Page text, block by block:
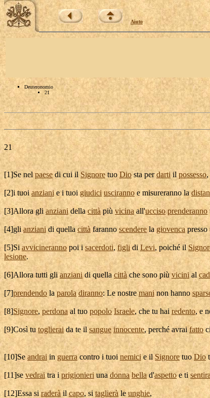
Aiuto
Deuteronomio
21
21
[1]Se nelpaesedi cui il Signore tuo Diosta perdarti il possesso,
[2]i tuoianzianie i tuoi giudici usciranno emisurerannola
[3]Allora glianzianidellacittàpiùvicina all'ucciso prenderanno
[4]glianziani di quellacittàfaranno scendere lagiovenca
[5]Si avvicinerannopoi i sacerdoti,figlidi Levi, poiché il
lesione.
[6]Allora tutti glianzianidi quellacittàche sono piùvicinial
[7]prendendo la parola diranno: Le nostremaninon hanno
[8]Signore, perdona al tuo popolo Israele, che tu hai redento, e
[9]Così tutoglierai da te ilsangue innocente, perché avrai fatto
[10]Seandrai in guerra contro i tuoi nemici e ilSignoretuoDio
[11]se vedraitra i prigionieri unadonna bella d'aspettoe ti
[12]Essa siraderà ilcapo, sitaglierà le unghie,